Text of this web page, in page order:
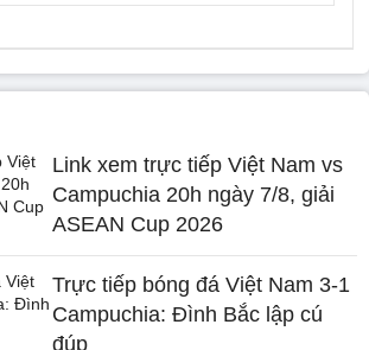
Link xem trực tiếp Việt Nam vs
Campuchia 20h ngày 7/8, giải
ASEAN Cup 2026
Trực tiếp bóng đá Việt Nam 3-1
Campuchia: Đình Bắc lập cú
đúp